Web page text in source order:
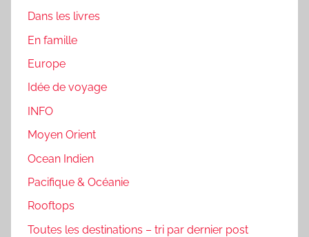
Dans les livres
En famille
Europe
Idée de voyage
INFO
Moyen Orient
Ocean Indien
Pacifique & Océanie
Rooftops
Toutes les destinations – tri par dernier post